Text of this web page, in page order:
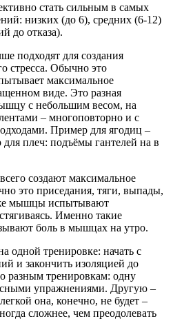
стать сильным в самых
низких (до 6), средних (6-12)
до отказа).
подходят для создания
стресса. Обычно это
максимальное
виде. Это разная
с небольшим весом, на
– многоповторно и с
Пример для ягодиц –
плеч: подъёмы гантелей на в
создают максимальное
это приседания, тяги, выпады,
мышцы испытывают
Именно такие
боль в мышцах на утро.
одной тренировке: начать с
и закончить изоляцией до
разным тренировкам: одну
упражнениями. Другую –
она, конечно, не будет –
сложнее, чем преодолевать